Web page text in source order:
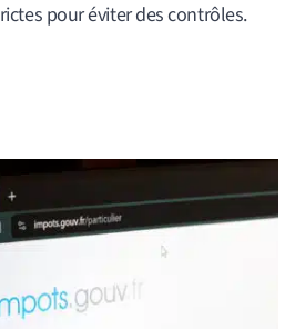
pour éviter des contrôles.